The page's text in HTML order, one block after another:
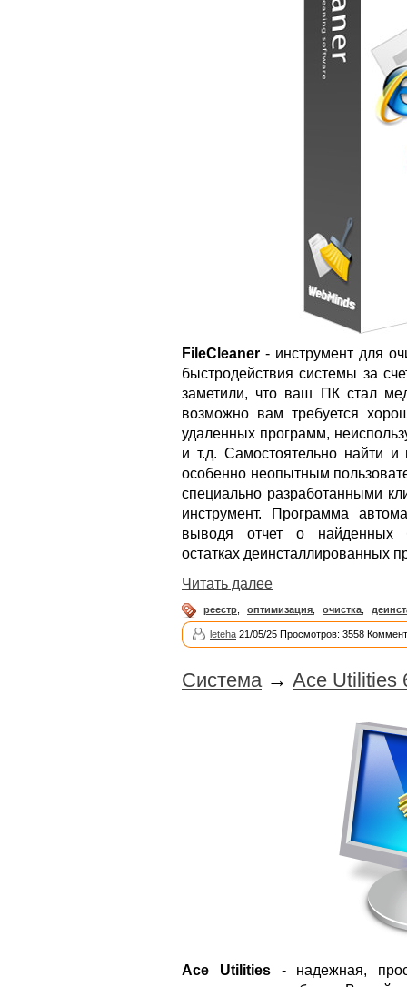
FileCleaner - инструмент для
быстродействия системы за
заметили, что ваш ПК стал
возможно вам требуется
удаленных программ,
и т.д. Самостоятельно найти
особенно неопытным
специально разработанными
инструмент. Программа
выводя отчет о найденных
остатках деинсталлированных
Читать далее
реестр оптимизация очистка
leteha 21/05/25 Просмотров: 3558
Система → Ace Utilities
Ace Utilities- надежная,